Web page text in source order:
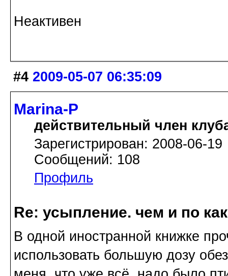
Неактивен
#4 2009-05-07 06:35:09
Marina-P
действительный член
Зарегистрирован: 2008-06-19
Сообщений: 108
Профиль
Re: усыпление. чем и по
В одной иностранной книжке
использовать большую дозу